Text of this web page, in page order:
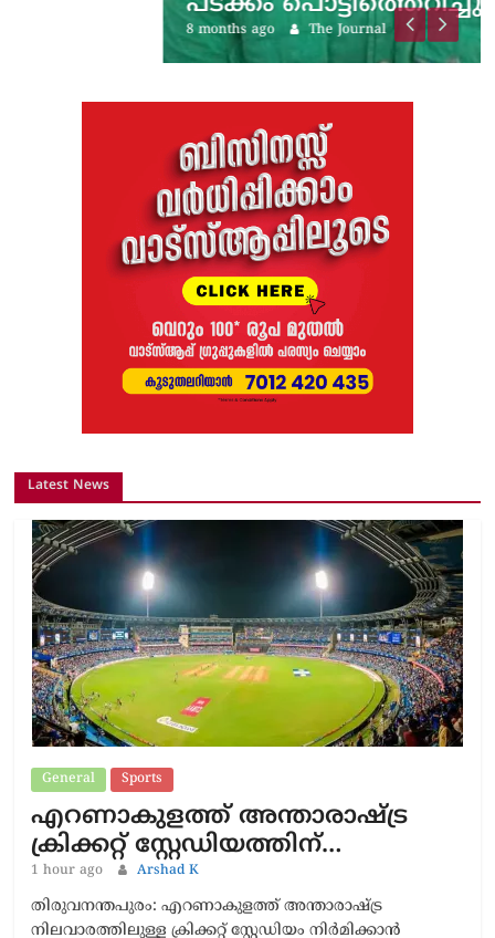
The Journal
Latest News
General Sports
എറണാകുളത്ത് അന്താരാഷ്ട്ര
ക്രിക്കറ്റ് സ്റ്റേഡിയത്തിന്…
1 hour ago Arshad K
തിരുവനന്തപുരം: എറണാകുളത്ത് അന്താരാഷ്ട്ര
നിലവാരത്തിലുള്ള ക്രിക്കറ്റ് സ്റ്റേഡിയം നിർമിക്കാൻ